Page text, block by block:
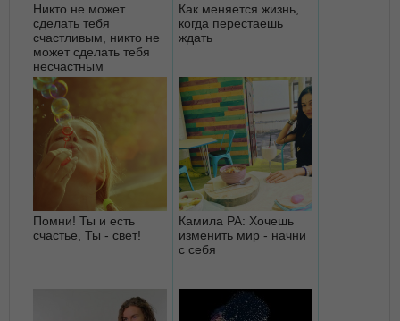
Никто не может
сделать тебя
счастливым, никто не
может сделать тебя
несчастным
Как меняется жизнь,
когда перестаешь
ждать
Помни! Ты и есть
счастье, Ты - свет!
Камила РА: Хочешь
изменить мир - начни
с себя